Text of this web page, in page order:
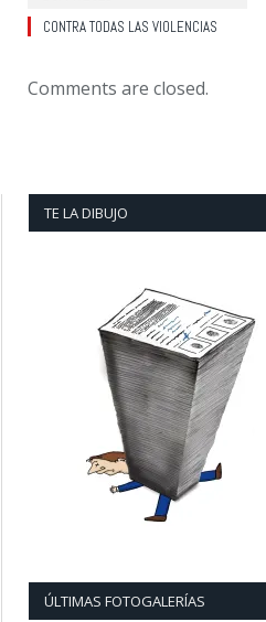
CONTRA TODAS LAS VIOLENCIAS
Comments are closed.
TE LA DIBUJO
ÚLTIMAS FOTOGALERÍAS